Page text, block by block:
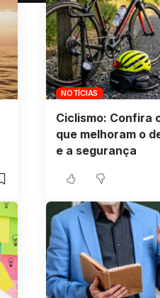
NOTÍCIAS
Ciclismo: Confira
que melhoram o
e a segurança